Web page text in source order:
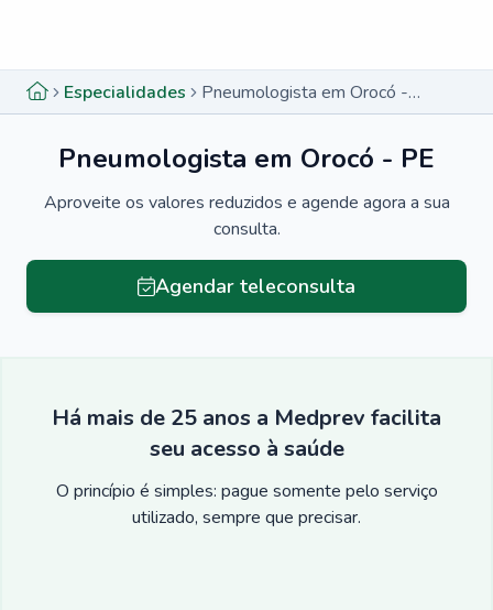
Especialidades Pneumologista em Orocó - PE
Pneumologista em Orocó - PE
Aproveite os valores reduzidos e agende agora a sua
consulta.
Agendar teleconsulta
Há mais de 25 anos a Medprev facilita
seu acesso à saúde
O princípio é simples: pague somente pelo serviço
utilizado, sempre que precisar.